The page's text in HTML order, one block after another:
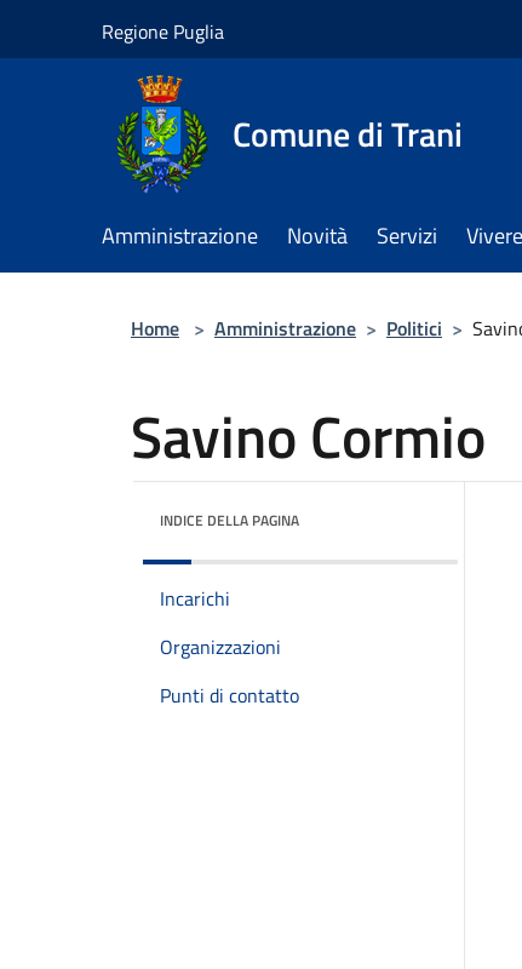
Regione Puglia
Comune di Trani
Amministrazione Novità Servizi
Home > Amministrazione > Politici >
Savino Cormio
INDICE DELLA PAGINA
Incarichi
Organizzazioni
Punti di contatto